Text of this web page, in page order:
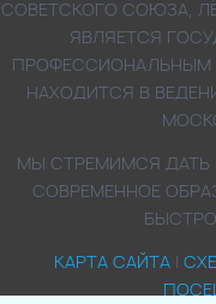
СОВЕТСКОГО СОЮЗА,
ЯВЛЯЕТСЯ
ПРОФЕССИОНАЛЬНЫМ
НАХОДИТСЯ В
МЫ СТРЕМИМСЯ ДАТЬ
СОВРЕМЕННОЕ
КАРТА САЙТА |